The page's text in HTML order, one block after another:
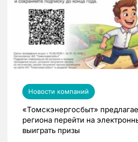
Новости компаний
«Томскэнергосбыт»
региона перейти на
выиграть призы